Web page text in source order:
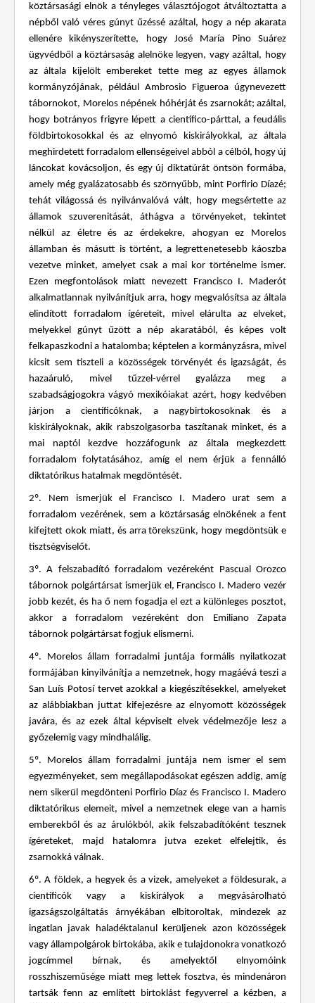
köztársasági elnök a tényleges választójogot átváltoztatta a
népből való véres gúnyt űzéssé azáltal, hogy a nép akarata
ellenére kikényszerítette, hogy José María Pino Suárez
ügyvédből a köztársaság alelnöke legyen, vagy azáltal, hogy
az általa kijelölt embereket tette meg az egyes államok
kormányzójának, például Ambrosio Figueroa úgynevezett
tábornokot, Morelos népének hóhérját és zsarnokát; azáltal,
hogy botrányos frigyre lépett a científico-párttal, a feudális
földbirtokosokkal és az elnyomó kiskirályokkal, az általa
meghirdetett forradalom ellenségeivel abból a célból, hogy új
láncokat kovácsoljon, és egy új diktatúrát öntsön formába,
amely még gyalázatosabb és szörnyűbb, mint Porfirio Díazé;
tehát világossá és nyilvánvalóvá vált, hogy megsértette az
államok szuverenitását, áthágva a törvényeket, tekintet
nélkül az életre és az érdekekre, ahogyan ez Morelos
államban és másutt is történt, a legrettenetesebb káoszba
vezetve minket, amelyet csak a mai kor történelme ismer.
Ezen megfontolások miatt nevezett Francisco I. Maderót
alkalmatlannak nyilvánítjuk arra, hogy megvalósítsa az általa
elindított forradalom ígéreteit, mivel elárulta az elveket,
melyekkel gúnyt űzött a nép akaratából, és képes volt
felkapaszkodni a hatalomba; képtelen a kormányzásra, mivel
kicsit sem tiszteli a közösségek törvényét és igazságát, és
hazaáruló, mivel tűzzel-vérrel gyalázza meg a
szabadságjogokra vágyó mexikóiakat azért, hogy kedvében
járjon a científicóknak, a nagybirtokosoknak és a
kiskirályoknak, akik rabszolgasorba taszítanak minket, és a
mai naptól kezdve hozzáfogunk az általa megkezdett
forradalom folytatásához, amíg el nem érjük a fennálló
diktatórikus hatalmak megdöntését.
2º. Nem ismerjük el Francisco I. Madero urat sem a
forradalom vezérének, sem a köztársaság elnökének a fent
kifejtett okok miatt, és arra törekszünk, hogy megdöntsük e
tisztségviselőt.
3º. A felszabadító forradalom vezéreként Pascual Orozco
tábornok polgártársat ismerjük el, Francisco I. Madero vezér
jobb kezét, és ha ő nem fogadja el ezt a különleges posztot,
akkor a forradalom vezéreként don Emiliano Zapata
tábornok polgártársat fogjuk elismerni.
4º. Morelos állam forradalmi juntája formális nyilatkozat
formájában kinyilvánítja a nemzetnek, hogy magáévá teszi a
San Luís Potosí tervet azokkal a kiegészítésekkel, amelyeket
az alábbiakban juttat kifejezésre az elnyomott közösségek
javára, és az ezek által képviselt elvek védelmezője lesz a
győzelemig vagy mindhalálig.
5º. Morelos állam forradalmi juntája nem ismer el sem
egyezményeket, sem megállapodásokat egészen addig, amíg
nem sikerül megdönteni Porfirio Díaz és Francisco I. Madero
diktatórikus elemeit, mivel a nemzetnek elege van a hamis
emberekből és az árulókból, akik felszabadítóként tesznek
ígéreteket, majd hatalomra jutva ezeket elfelejtik, és
zsarnokká válnak.
6º. A földek, a hegyek és a vizek, amelyeket a földesurak, a
científicók vagy a kiskirályok a megvásárolható
igazságszolgáltatás árnyékában elbitoroltak, mindezek az
ingatlan javak haladéktalanul kerüljenek azon közösségek
vagy állampolgárok birtokába, akik e tulajdonokra vonatkozó
jogcímmel bírnak, és amelyektől elnyomóink
rosszhiszeműsége miatt meg lettek fosztva, és mindenáron
tartsák fenn az említett birtoklást fegyverrel a kézben, a